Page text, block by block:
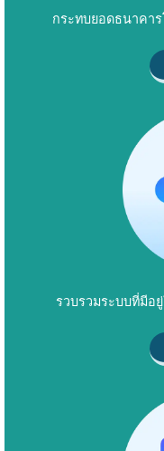
กระทบยอดธนาคา
รวบรวมระบบที่มีอ